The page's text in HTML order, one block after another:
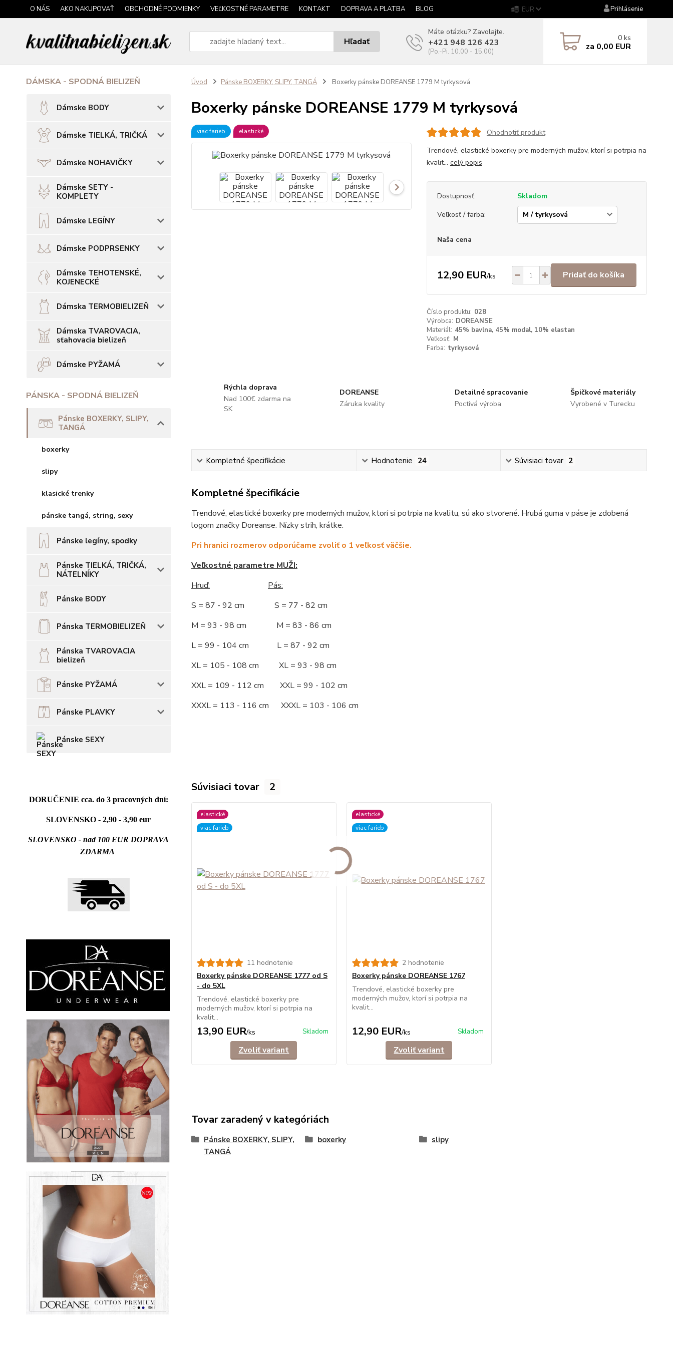
O NÁS AKO NAKUPOVAŤ OBCHODNÉ PODMIENKY VEĽKOSTNÉ PARAMETRE KONTAKT DOPRAVA A PLATBA BLOG EUR Prihlásenie
Hľadať
Máte otázku? Zavolajte.
+421 948 126 423
(Po.-Pi. 10.00 - 15.00)
0 ks
za 0,00 EUR
DÁMSKA - SPODNÁ BIELIZEŇ
Dámske BODY
Dámske TIELKÁ, TRIČKÁ
Dámske NOHAVIČKY
Dámske SETY -
KOMPLETY
Dámske LEGÍNY
Dámske PODPRSENKY
Dámske TEHOTENSKÉ,
KOJENECKÉ
Dámska TERMOBIELIZEŇ
Dámska TVAROVACIA,
sťahovacia bielizeň
Dámske PYŽAMÁ
PÁNSKA - SPODNÁ BIELIZEŇ
Pánske BOXERKY, SLIPY,
TANGÁ
boxerky
slipy
klasické trenky
pánske tangá, string, sexy
Pánske legíny, spodky
Pánske TIELKÁ, TRIČKÁ,
NÁTELNÍKY
Pánske BODY
Pánska TERMOBIELIZEŇ
Pánska TVAROVACIA
bielizeň
Pánske PYŽAMÁ
Pánske PLAVKY
Pánske SEXY
DORUČENIE cca. do 3 pracovných dní:
SLOVENSKO - 2,90 - 3,90 eur
SLOVENSKO - nad 100 EUR DOPRAVA
ZDARMA
Úvod Pánske BOXERKY, SLIPY, TANGÁ Boxerky pánske DOREANSE 1779 M tyrkysová
Boxerky pánske DOREANSE 1779 M tyrkysová
viac farieb elastické
Ohodnotiť produkt
Trendové, elastické boxerky pre moderných mužov, ktorí si potrpia na
kvalit... celý popis
Dostupnosť:
Skladom
Veľkosť / farba:
Naša cena
12,90 EUR/ks Pridať do košíka
Číslo produktu: 028
Výrobca: DOREANSE
Materiál: 45% bavlna, 45% modal, 10% elastan
Veľkosť: M
Farba: tyrkysová
Rýchla doprava
Nad 100€ zdarma na
SK
DOREANSE
Záruka kvality
Detailné spracovanie
Poctivá výroba
Špičkové materiály
Vyrobené v Turecku
Kompletné špecifikácie Hodnotenie 24 Súvisiaci tovar 2
Kompletné špecifikácie
Trendové, elastické boxerky pre moderných mužov, ktorí si potrpia na kvalitu, sú ako stvorené. Hrubá guma v páse je zdobená
logom značky Doreanse. Nízky strih, krátke.
Pri hranici rozmerov odporúčame zvoliť o 1 veľkosť väčšie.
Veľkostné parametre MUŽI:
Hruď:
Pás:
S = 87 - 92 cm S = 77 - 82 cm
M = 93 - 98 cm M = 83 - 86 cm
L = 99 - 104 cm L = 87 - 92 cm
XL = 105 - 108 cm XL = 93 - 98 cm
XXL = 109 - 112 cm XXL = 99 - 102 cm
XXXL = 113 - 116 cm XXXL = 103 - 106 cm
Súvisiaci tovar 2
elastické
viac farieb
11 hodnotenie
Boxerky pánske DOREANSE 1777 od S
- do 5XL
Trendové, elastické boxerky pre
moderných mužov, ktorí si potrpia na
kvalit...
13,90 EUR/ks Skladom
Zvoliť variant
elastické
viac farieb
2 hodnotenie
Boxerky pánske DOREANSE 1767
Trendové, elastické boxerky pre
moderných mužov, ktorí si potrpia na
kvalit...
12,90 EUR/ks Skladom
Zvoliť variant
Tovar zaradený v kategóriách
Pánske BOXERKY, SLIPY,
TANGÁ
boxerky slipy